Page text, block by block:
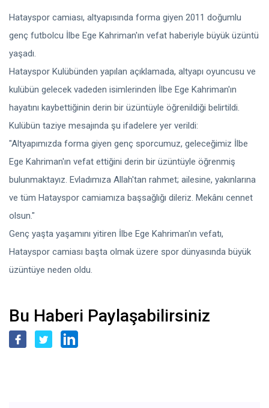
Hatayspor camiası, altyapısında forma giyen 2011 doğumlu
genç futbolcu İlbe Ege Kahriman'ın vefat haberiyle büyük üzüntü
yaşadı.
Hatayspor Kulübünden yapılan açıklamada, altyapı oyuncusu ve
kulübün gelecek vadeden isimlerinden İlbe Ege Kahriman'ın
hayatını kaybettiğinin derin bir üzüntüyle öğrenildiği belirtildi.
Kulübün taziye mesajında şu ifadelere yer verildi:
"Altyapımızda forma giyen genç sporcumuz, geleceğimiz İlbe
Ege Kahriman'ın vefat ettiğini derin bir üzüntüyle öğrenmiş
bulunmaktayız. Evladımıza Allah'tan rahmet; ailesine, yakınlarına
ve tüm Hatayspor camiamıza başsağlığı dileriz. Mekânı cennet
olsun."
Genç yaşta yaşamını yitiren İlbe Ege Kahriman'ın vefatı,
Hatayspor camiası başta olmak üzere spor dünyasında büyük
üzüntüye neden oldu.
Bu Haberi Paylaşabilirsiniz